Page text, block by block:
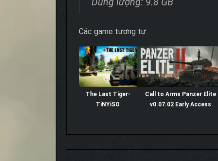
Các game tương tự:
The Last Tiger-
TiNYiSO
Call to Arms Panzer Elite
v0.07.02 Early Access